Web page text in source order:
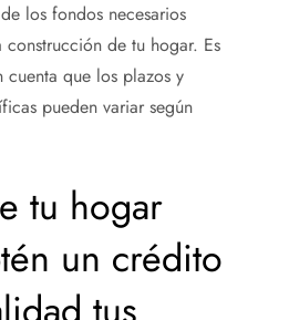
los fondos necesarios
de tu hogar. Es
cuenta que los plazos y
pueden variar según
tu hogar
un crédito